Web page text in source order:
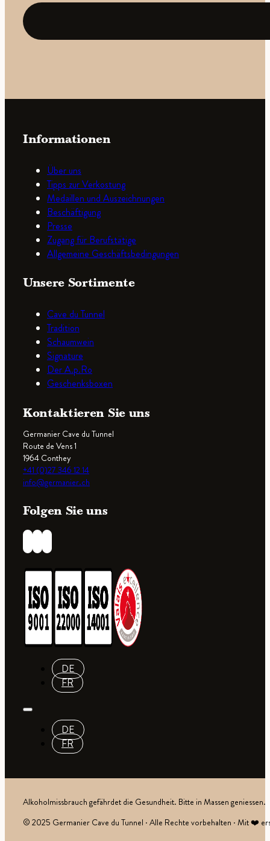
Adresse
Informationen
Über uns
Tipps zur Verkostung
Medaillen und Auszeichnungen
Beschäftigung
Presse
Zugang für Berufstätige
Allgemeine Geschäftsbedingungen
Unsere Sortimente
Cave du Tunnel
Tradition
Schaumwein
Signature
Der A.p.Ro
Geschenksboxen
Kontaktieren Sie uns
Germanier Cave du Tunnel
Route de Vens 1
1964 Conthey
+41 (0)27 346 12 14
info@germanier.ch
Folgen Sie uns
DE
FR
DE
FR
Alkoholmissbrauch gefährdet die Gesundheit. Bitte in Massen geniessen.
© 2025 Germanier Cave du Tunnel · Alle Rechte vorbehalten · Mit ❤️